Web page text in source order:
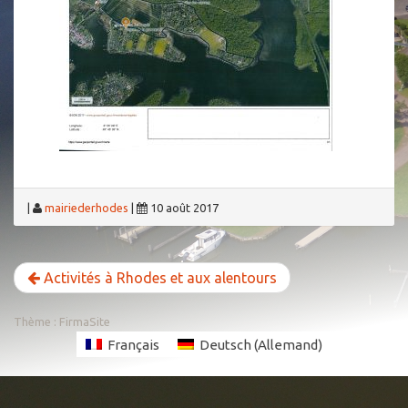
mairiederhodes 10 août 2017
Activités à Rhodes et aux alentours
Thème : FirmaSite
Français Deutsch(Allemand)